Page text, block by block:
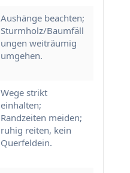
Aushänge beachten;
Sturmholz/Baumfäll
ungen weiträumig
umgehen.
Wege strikt
einhalten;
Randzeiten meiden;
ruhig reiten, kein
Querfeldein.